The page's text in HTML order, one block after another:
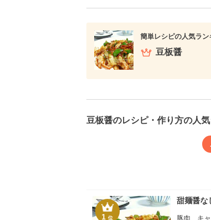
簡単レシピの人気ラン
豆板醤
豆板醤のレシピ・作り方の人
1位
甜麺醤な
豚肉、キ